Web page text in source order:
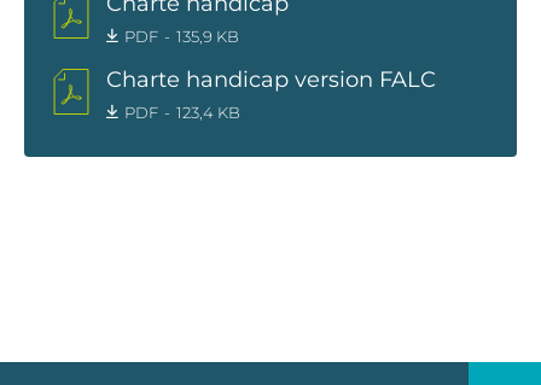
PDF 135,9 KB
Charte handicap version FALC
PDF 123,4 KB